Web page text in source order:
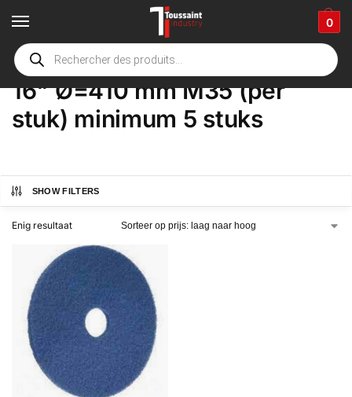
0
Home Winkel / Product Opties /
16" Ø=410 mm M35 (per
stuk) minimum 5 stuks
SHOW FILTERS
Enig resultaat